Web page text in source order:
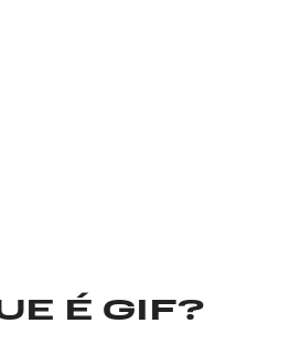
É GIF?